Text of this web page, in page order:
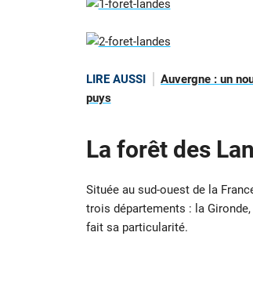
LIRE AUSSI
Auvergne : un
puys
La forêt des
Située au sud-ouest de la
trois départements : la
fait sa particularité.